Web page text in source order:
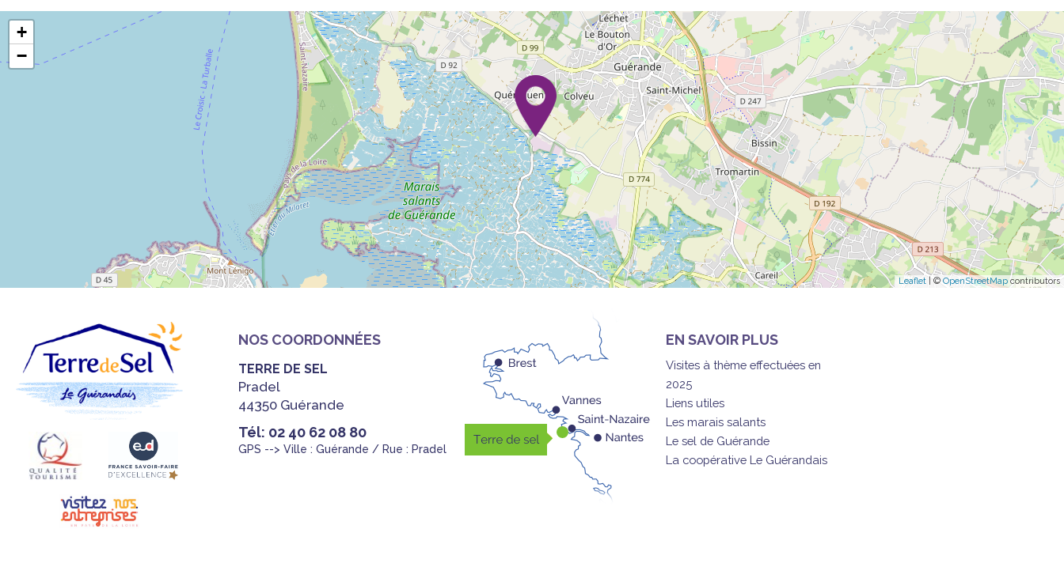
+
−
Leaflet | © OpenStreetMap contributors
NOS COORDONNÉES
TERRE DE SEL
Pradel
44350 Guérande
Tél: 02 40 62 08 80
GPS --> Ville : Guérande / Rue : Pradel
EN SAVOIR PLUS
Visites à thème effectuées en
2025
Liens utiles
Les marais salants
Le sel de Guérande
La coopérative Le Guérandais